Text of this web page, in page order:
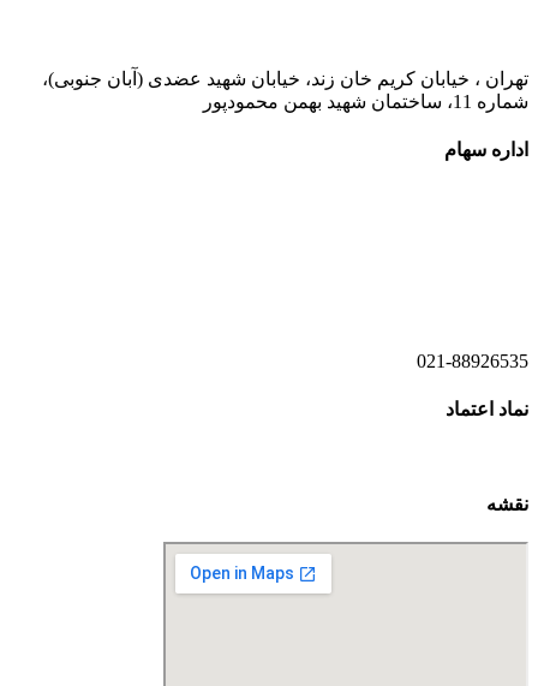
تهران ، خیابان کریم خان زند، خیابان شهید عضدی (آبان جنوبی)،
شماره 11، ساختمان شهید بهمن محمودپور
اداره سهام
021-88926535
نماد اعتماد
نقشه